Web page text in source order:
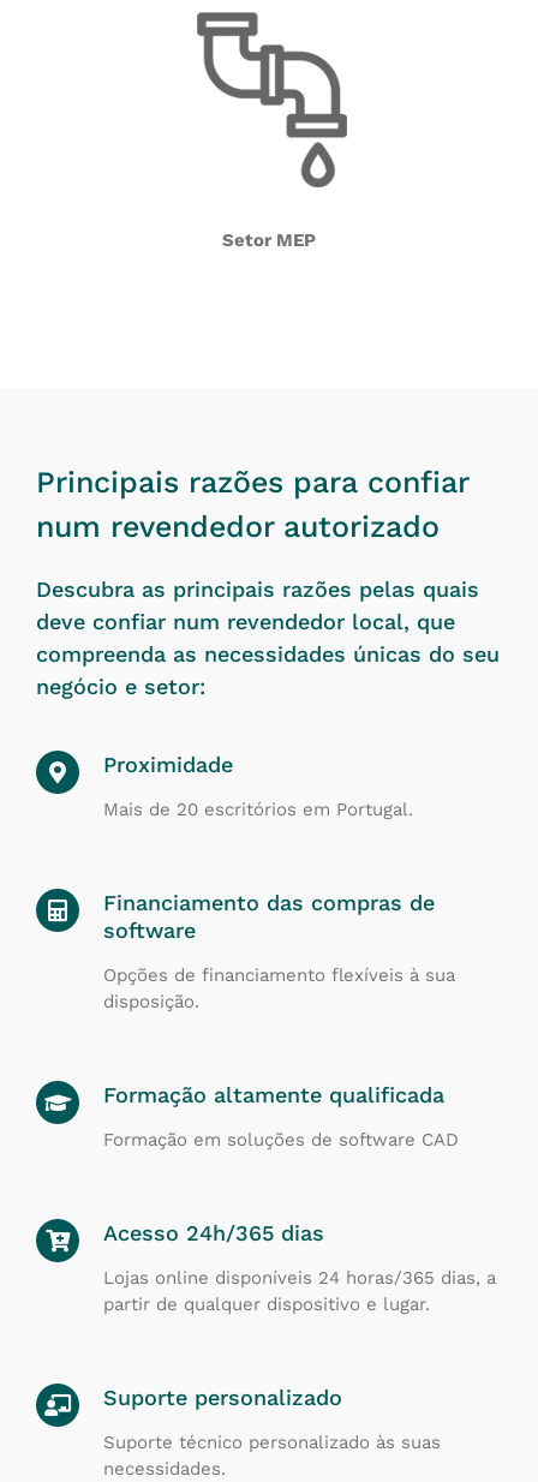
Setor MEP
Principais razões para confiar
num revendedor autorizado
Descubra as principais razões pelas quais
deve confiar num revendedor local, que
compreenda as necessidades únicas do seu
negócio e setor:
Proximidade
Mais de 20 escritórios em Portugal.
Financiamento das compras de
software
Opções de financiamento flexíveis à sua
disposição.
Formação altamente qualificada
Formação em soluções de software CAD
Acesso 24h/365 dias
Lojas online disponíveis 24 horas/365 dias, a
partir de qualquer dispositivo e lugar.
Suporte personalizado
Suporte técnico personalizado às suas
necessidades.